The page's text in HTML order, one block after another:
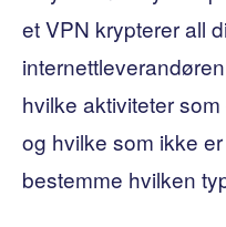
et VPN krypterer all
hvilke aktiviteter
og hvilke som ikke
bestemme hvilken